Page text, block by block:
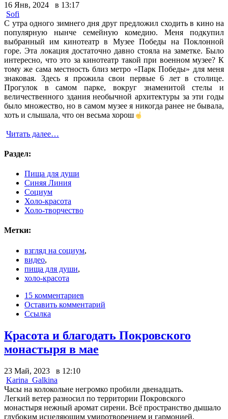
16 Янв, 2024 в 13:17
Sofi
С утра одного зимнего дня друг предложил сходить в кино на
популярную нынче семейную комедию. Меня подкупил
выбранный им кинотеатр в Музее Победы на Поклонной
горе. Эта локация достаточно давно стояла на заметке. Было
интересно, что это за кинотеатр такой при военном музее? К
тому же сама местность близ метро «Парк Победы» для меня
знаковая. Здесь я прожила свои первые 6 лет в столице.
Прогулок в самом парке, вокруг знаменитой стелы и
величественного здания необычной архитектуры за эти годы
было множество, но в самом музее я никогда ранее не бывала,
хоть и слышала, что он весьма хорош
Читать далее…
Раздел:
Пища для души
Синяя Линия
Социум
Холо-красота
Холо-творчество
Метки:
взгляд на социум,
видео,
пища для души,
холо-красота
15 комментариев
Оставить комментарий
Ссылка
Красота и благодать Покровского
монастыря в мае
23 Май, 2023 в 12:10
Karina_Galkina
Часы на колокольне негромко пробили двенадцать.
Легкий ветер разносил по территории Покровского
монастыря нежный аромат сирени. Всё пространство дышало
глубоким исцеляющим умиротворением и гармонией.